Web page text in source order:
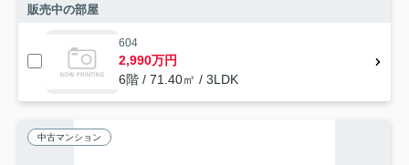
販売中の部屋
604
2,990万円
6階 / 71.40㎡ / 3LDK
中古マンション